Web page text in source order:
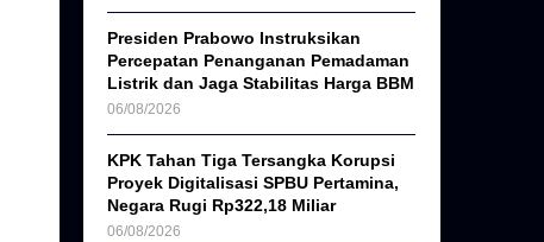
H
Presiden Prabowo Instruksikan
Percepatan Penanganan Pemadaman
Listrik dan Jaga Stabilitas Harga BBM
06/08/2026
KPK Tahan Tiga Tersangka Korupsi
Proyek Digitalisasi SPBU Pertamina,
Negara Rugi Rp322,18 Miliar
06/08/2026